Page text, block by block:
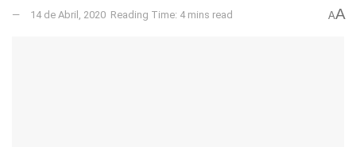
14 de Abril, 2020 Reading Time: 4 mins read AA